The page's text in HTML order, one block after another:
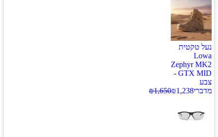
נעל טקטית
Lowa
Zephyr MK2
GTX MID -
צבע
מדברי
₪ 1,238
₪1,650